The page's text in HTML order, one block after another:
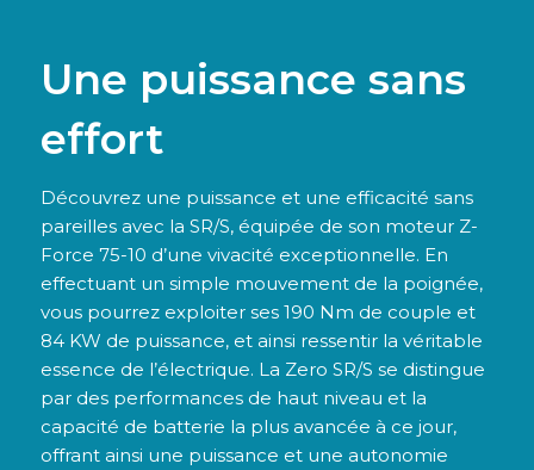
Une puissance sans
effort
Découvrez une puissance et une efficacité sans
pareilles avec la SR/S, équipée de son moteur Z-
Force 75-10 d’une vivacité exceptionnelle. En
effectuant un simple mouvement de la poignée,
vous pourrez exploiter ses 190 Nm de couple et
84 KW de puissance, et ainsi ressentir la véritable
essence de l’électrique. La Zero SR/S se distingue
par des performances de haut niveau et la
capacité de batterie la plus avancée à ce jour,
offrant ainsi une puissance et une autonomie